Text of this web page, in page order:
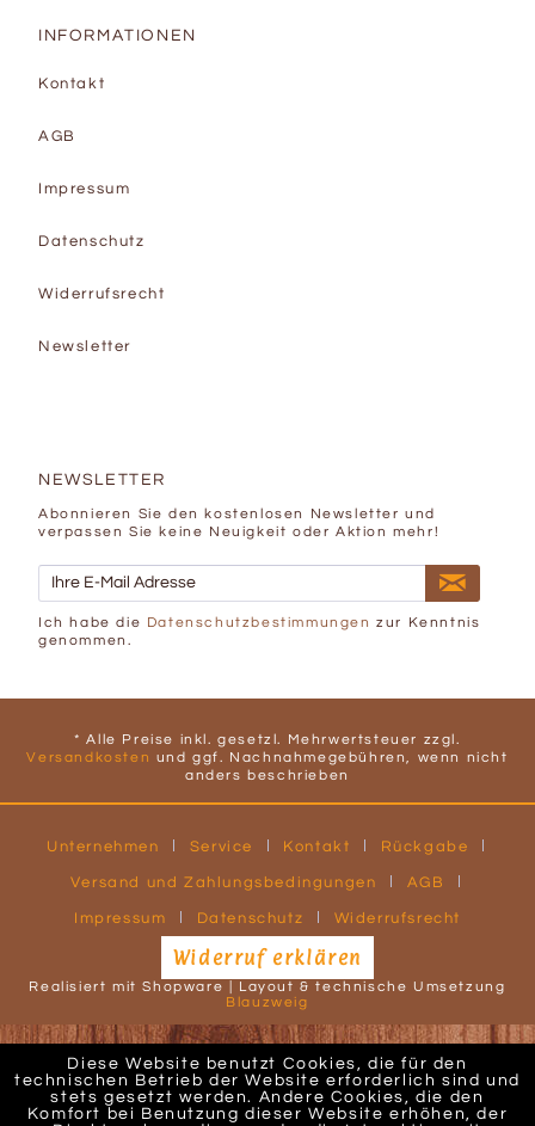
INFORMATIONEN
Kontakt
AGB
Impressum
Datenschutz
Widerrufsrecht
Newsletter
NEWSLETTER
Abonnieren Sie den kostenlosen Newsletter und
verpassen Sie keine Neuigkeit oder Aktion mehr!
Ich habe die Datenschutzbestimmungen zur Kenntnis
genommen.
* Alle Preise inkl. gesetzl. Mehrwertsteuer zzgl.
Versandkosten und ggf. Nachnahmegebühren, wenn nicht
anders beschrieben
Unternehmen Service Kontakt Rückgabe
Versand und Zahlungsbedingungen AGB
Impressum Datenschutz Widerrufsrecht
Widerruf erklären
Realisiert mit Shopware | Layout & technische Umsetzung
Blauzweig
Diese Website benutzt Cookies, die für den
technischen Betrieb der Website erforderlich sind und
stets gesetzt werden. Andere Cookies, die den
Komfort bei Benutzung dieser Website erhöhen, der